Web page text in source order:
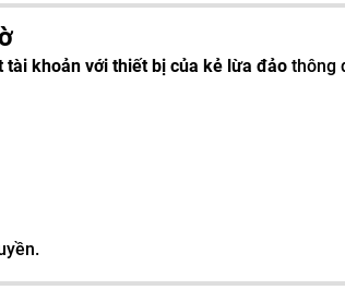
tài khoản với thiết bị của kẻ lừa đảo thông